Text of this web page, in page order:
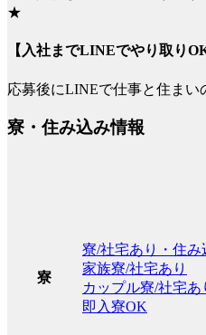
【入社までLINEでやり取り
応募後にLINEで仕事と住まい
寮・住み込み情報
寮
寮/社宅あり・住み
家族寮/社宅あり
カップル寮/社宅あ
即入寮OK